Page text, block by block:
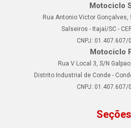
Motociclo
Rua Antonio Victor Gonçalves,
Salseiros - Itajaí/SC -
CNPJ: 01.407.607/
Motociclo
Rua V Local 3, S/N
Distrito Industrial de Conde -
CNPJ: 01.407.607/
Seções